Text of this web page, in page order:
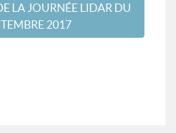
LA JOURNÉE LIDAR DU
2017